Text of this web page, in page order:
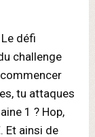
défi
challenge
tu attaques
1 ? Hop,
Et ainsi de